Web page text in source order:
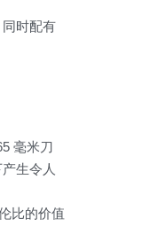
时配有
毫米刀
生令人
比的价值